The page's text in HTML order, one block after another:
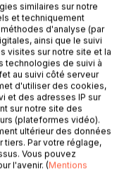
similaires sur notre
et techniquement
d'analyse (par
ainsi que le suivi
visites sur notre site et la
technologies de suivi à
au suivi côté serveur
d'utiliser des cookies,
et des adresses IP sur
sur notre site des
(plateformes vidéo).
ultérieur des données
tiers. Par votre réglage,
Vous pouvez
l'avenir. (Mentions